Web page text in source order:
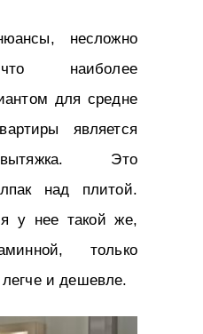
несложно
наиболее
для средне
является
Это
над плитой.
у нее такой же,
только
и дешевле.